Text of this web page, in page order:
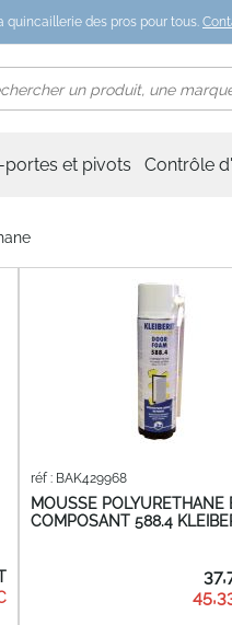
quincaillerie des pros pour tous.
portes et pivots Contrôle
MOUSSE POLYURETHANE
COMPOSANT 588.4
réf : BAK429968